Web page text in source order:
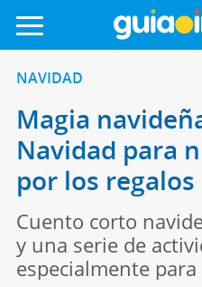
NAVIDAD
Magia
Navidad para
por los regalos
Cuento corto
y una serie de
especialmente